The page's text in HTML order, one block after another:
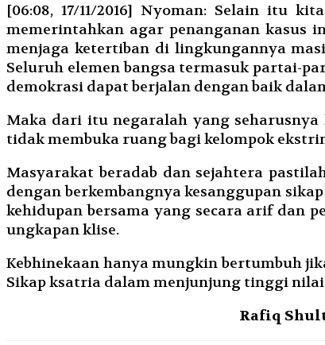
[06:08, 17/11/2016] Nyoman: Selain itu
memerintahkan agar penanganan kasus
menjaga ketertiban di lingkungannya
Seluruh elemen bangsa termasuk partai-
demokrasi dapat berjalan dengan baik
Maka dari itu negaralah yang
tidak membuka ruang bagi kelompok
Masyarakat beradab dan sejahtera
dengan berkembangnya kesanggupan
kehidupan bersama yang secara arif dan
ungkapan klise.
Kebhinekaan hanya mungkin bertumbuh
Sikap ksatria dalam menjunjung tinggi nilai
Rafiq